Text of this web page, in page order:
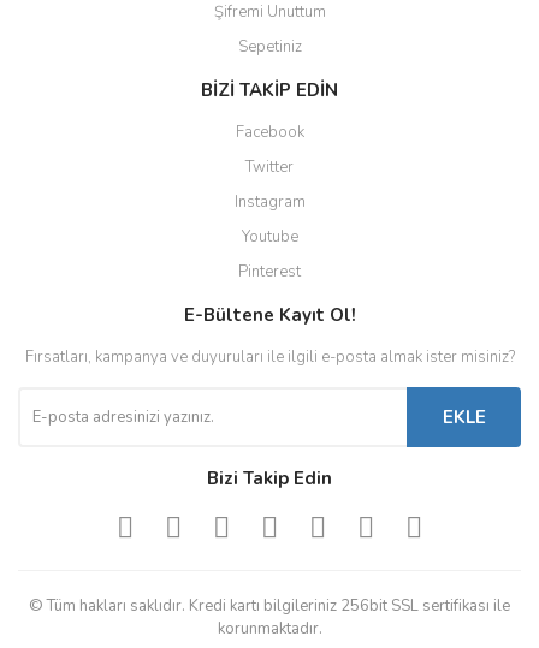
Şifremi Unuttum
Sepetiniz
BİZİ TAKİP EDİN
Facebook
Twitter
Instagram
Youtube
Pinterest
E-Bültene Kayıt Ol!
Fırsatları, kampanya ve duyuruları ile ilgili e-posta almak ister misiniz?
EKLE
Bizi Takip Edin
© Tüm hakları saklıdır. Kredi kartı bilgileriniz 256bit SSL sertifikası ile
korunmaktadır.